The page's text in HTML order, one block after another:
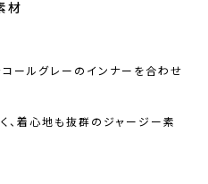
材
ールグレーのインナーを合わせ
、着心地も抜群のジャージー素